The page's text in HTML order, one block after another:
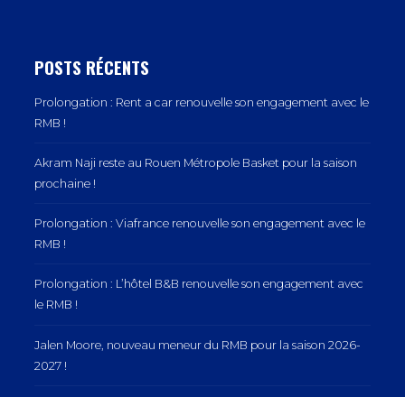
POSTS RÉCENTS
Prolongation : Rent a car renouvelle son engagement avec le
RMB !
Akram Naji reste au Rouen Métropole Basket pour la saison
prochaine !
Prolongation : Viafrance renouvelle son engagement avec le
RMB !
Prolongation : L’hôtel B&B renouvelle son engagement avec
le RMB !
Jalen Moore, nouveau meneur du RMB pour la saison 2026-
2027 !